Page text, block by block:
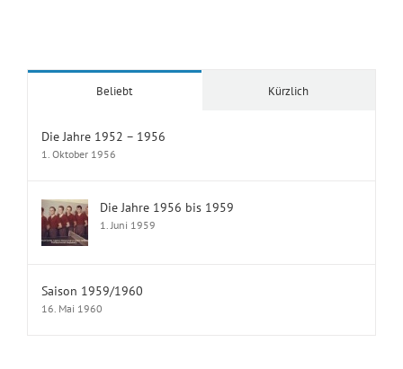
Beliebt Kürzlich
Die Jahre 1952 – 1956
1. Oktober 1956
Die Jahre 1956 bis 1959
1. Juni 1959
Saison 1959/1960
16. Mai 1960